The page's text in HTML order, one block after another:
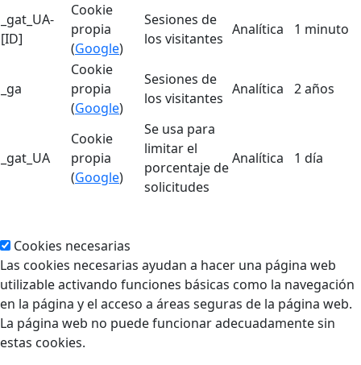
_gat_UA-
[ID]
Cookie
propia
(Google)
Sesiones de
los visitantes
Analítica 1 minuto
_ga
Cookie
propia
(Google)
Sesiones de
los visitantes
Analítica 2 años
_gat_UA
Cookie
propia
(Google)
Se usa para
limitar el
porcentaje de
solicitudes
Analítica 1 día
Cookies necesarias
Las cookies necesarias ayudan a hacer una página web
utilizable activando funciones básicas como la navegación
en la página y el acceso a áreas seguras de la página web.
La página web no puede funcionar adecuadamente sin
estas cookies.